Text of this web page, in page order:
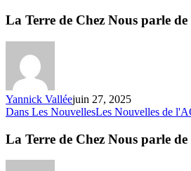
de
Chez
La Terre de Chez Nous parle
Yannick Valléejuin 27, 2025
Dans Les NouvellesLes Nouvelles de
La Terre de Chez Nous parle